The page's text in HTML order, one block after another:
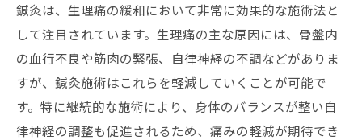
鍼灸は、生理痛の緩和において非常に効果的な施術法と
して注目されています。生理痛の主な原因には、骨盤内
の血行不良や筋肉の緊張、自律神経の不調などがありま
すが、鍼灸施術はこれらを軽減していくことが可能で
す。特に継続的な施術により、身体のバランスが整い自
律神経の調整も促進されるため、痛みの軽減が期待でき